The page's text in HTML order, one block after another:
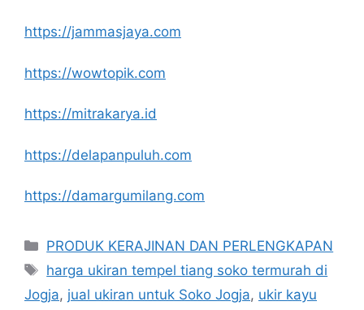
https://jammasjaya.com
https://wowtopik.com
https://mitrakarya.id
https://delapanpuluh.com
https://damargumilang.com
Kategori
PRODUK KERAJINAN DAN PERLENGKAPAN
Tag
harga ukiran tempel tiang soko termurah di
Jogja, jual ukiran untuk Soko Jogja, ukir kayu